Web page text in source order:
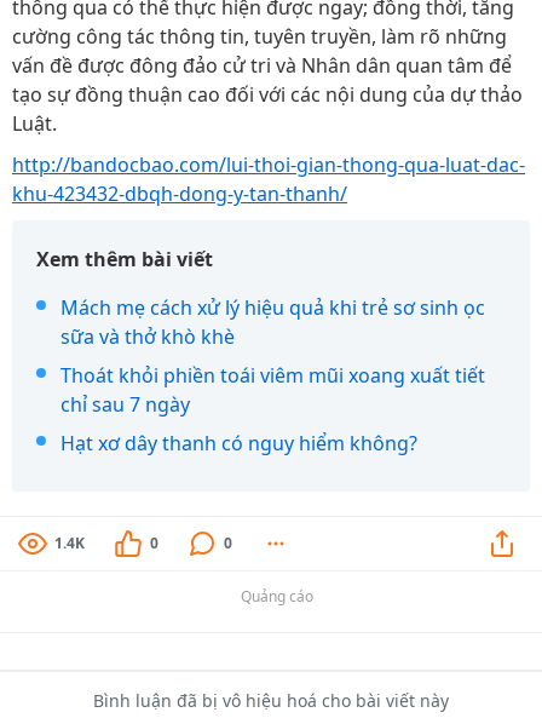
thông qua có thể thực hiện được ngay; đồng thời, tăng
cường công tác thông tin, tuyên truyền, làm rõ những
vấn đề được đông đảo cử tri và Nhân dân quan tâm để
tạo sự đồng thuận cao đối với các nội dung của dự thảo
Luật.
http://bandocbao.com/lui-thoi-gian-thong-qua-luat-dac-
khu-423432-dbqh-dong-y-tan-thanh/
Xem thêm bài viết
Mách mẹ cách xử lý hiệu quả khi trẻ sơ sinh ọc
sữa và thở khò khè
Thoát khỏi phiền toái viêm mũi xoang xuất tiết
chỉ sau 7 ngày
Hạt xơ dây thanh có nguy hiểm không?
1.4K 0 0
Quảng cáo
Bình luận đã bị vô hiệu hoá cho bài viết này